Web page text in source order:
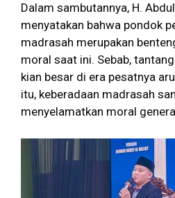
Dalam sambutannya, H.
menyatakan bahwa pondok
madrasah merupakan
moral saat ini. Sebab,
kian besar di era pesatnya
itu, keberadaan madrasah
menyelamatkan moral